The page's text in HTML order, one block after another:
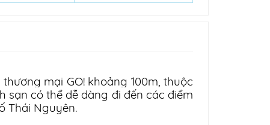
mại GO! khoảng 100m, thuộc
sạn có thể dễ dàng đi đến các điểm
Thái Nguyên.